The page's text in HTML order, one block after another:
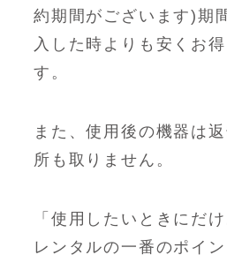
約期間がございます)期
入した時よりも安くお
す。
また、使用後の機器は
所も取りません。
「使用したいときにだ
レンタルの一番のポイン